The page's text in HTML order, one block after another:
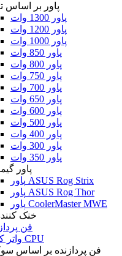
پاور بر اساس
پاور 1300 وات
پاور 1200 وات
پاور 1000 وات
پاور 850 وات
پاور 800 وات
پاور 750 وات
پاور 700 وات
پاور 650 وات
پاور 600 وات
پاور 500 وات
پاور 400 وات
پاور 300 وات
پاور 350 وات
پاور
پاور ASUS Rog Strix
پاور ASUS Rog Thor
پاور CoolerMaster MWE
خنک
فن
واتر کولر CPU
فن پردازنده بر اساس